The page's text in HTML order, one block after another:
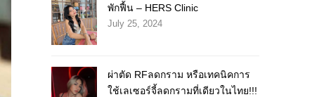
พักฟื้น – HERS Clinic
July 25, 2024
ผ่าตัด RFลดกราม หรือเทคนิคการ
ใช้เลเซอร์จี้ลดกรามที่เดียวในไทย!!!